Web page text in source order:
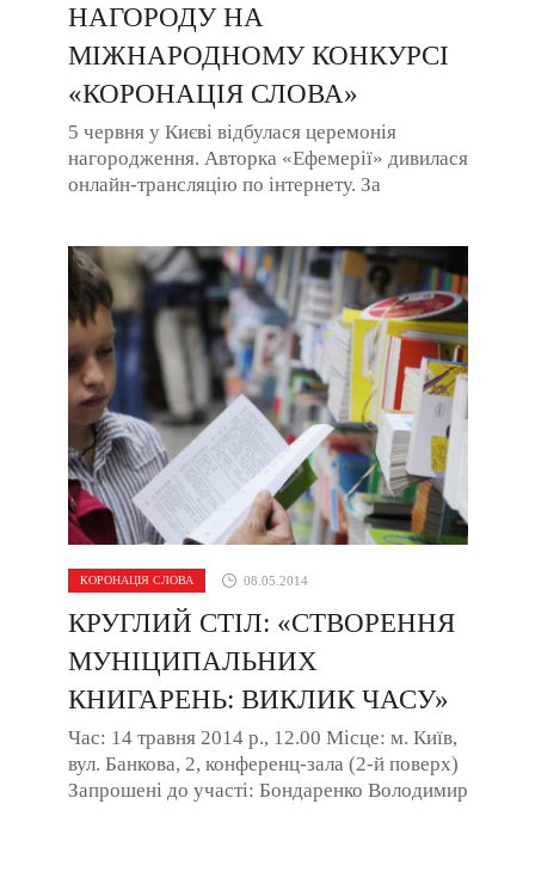
НАГОРОДУ НА
МІЖНАРОДНОМУ КОНКУРСІ
«КОРОНАЦІЯ СЛОВА»
5 червня у Києві відбулася церемонія
нагородження. Авторка «Ефемерії» дивилася
онлайн-трансляцію по інтернету. За
КОРОНАЦІЯ СЛОВА 08.05.2014
КРУГЛИЙ СТІЛ: «СТВОРЕННЯ
МУНІЦИПАЛЬНИХ
КНИГАРЕНЬ: ВИКЛИК ЧАСУ»
Час: 14 травня 2014 р., 12.00 Місце: м. Київ,
вул. Банкова, 2, конференц-зала (2-й поверх)
Запрошені до участі: Бондаренко Володимир